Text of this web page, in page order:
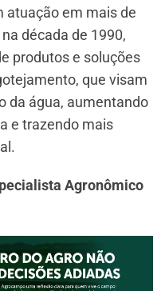
atuação em mais de
década de 1990,
produtos e soluções
que visam
da água, aumentando
e trazendo mais
Agronômico